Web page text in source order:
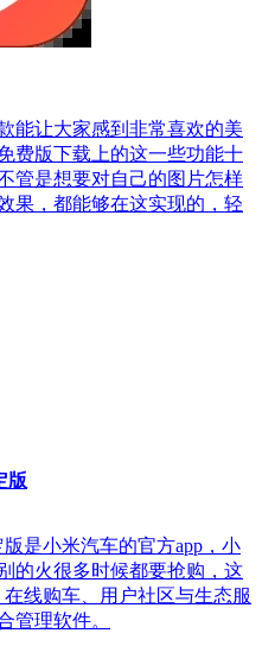
能让大家感到非常喜欢的美
费版下载上的这一些功能十
管是想要对自己的图片怎样
果，都能够在这实现的，轻
版
是小米汽车的官方app，小
的火很多时候都要抢购，这
线购车、用户社区与生态服
管理软件。